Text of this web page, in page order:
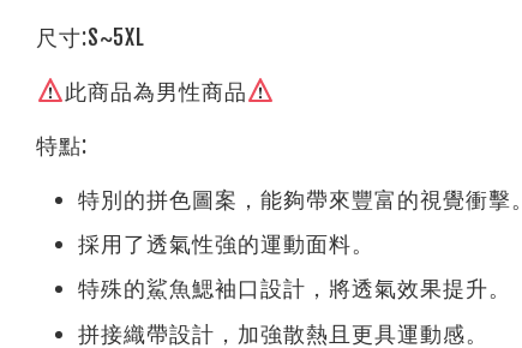
尺寸:S~5XL
此商品為男性商品
特點:
特別的拼色圖案，能夠帶來豐富的視覺衝擊。
採用了透氣性強的運動面料。
特殊的鯊魚鰓袖口設計，將透氣效果提升。
拼接織帶設計，加強散熱且更具運動感。